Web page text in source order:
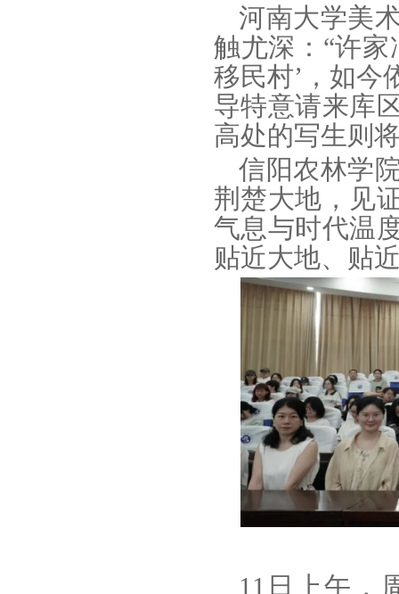
河南大学美
触尤深：“许
移民村’，如今
导特意请来库
高处的写生则
信阳农林学
荆楚大地，见
气息与时代温
贴近大地、贴
11日上午，